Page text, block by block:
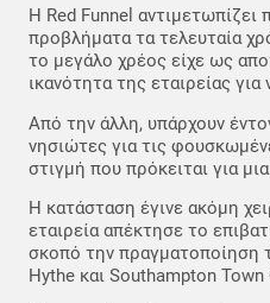
Η Red Funnel αντιμετωπίζει
προβλήματα τα τελευταία
το μεγάλο χρέος είχε ως
ικανότητα της εταιρείας για
Από την άλλη, υπάρχουν
νησιώτες για τις
στιγμή που πρόκειται για
Η κατάσταση έγινε ακόμη
εταιρεία απέκτησε το
σκοπό την πραγματοποίηση
Hythe και Southampton Town